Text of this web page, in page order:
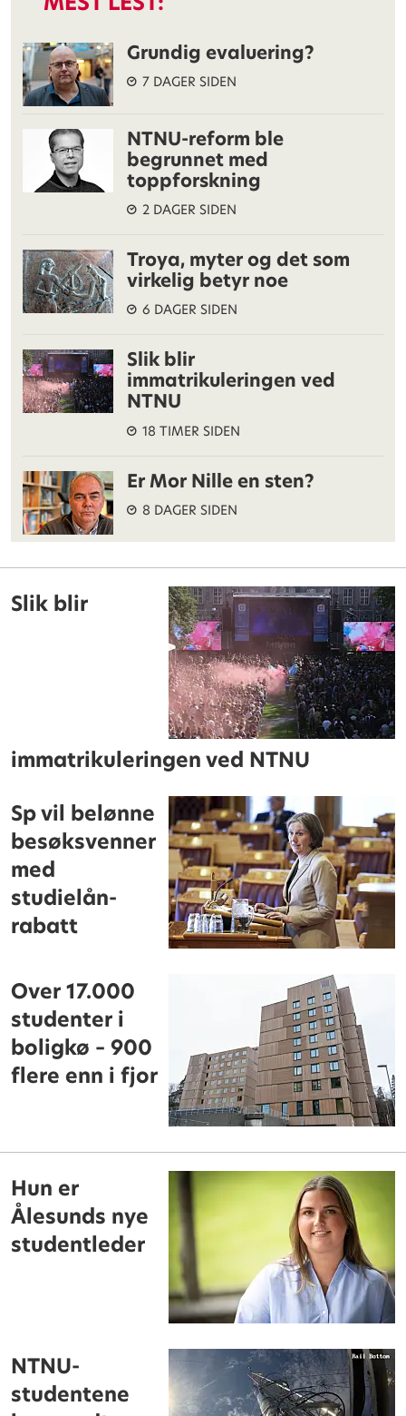
Grundig evaluering?
7 DAGER SIDEN
NTNU-reform ble
begrunnet med
toppforskning
2 DAGER SIDEN
Troya, myter og det som
virkelig betyr noe
6 DAGER SIDEN
Slik blir
immatrikuleringen ved
NTNU
18 TIMER SIDEN
Er Mor Nille en sten?
8 DAGER SIDEN
Slik blir
immatrikuleringen ved NTNU
Sp vil belønne
besøksvenner
med
studielån-
rabatt
Over 17.000
studenter i
boligkø – 900
flere enn i fjor
Hun er
Ålesunds nye
studentleder
NTNU-
studentene